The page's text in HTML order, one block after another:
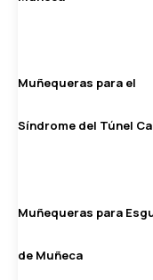
Muñequeras para el
Síndrome del Túnel
Muñequeras para
de Muñeca